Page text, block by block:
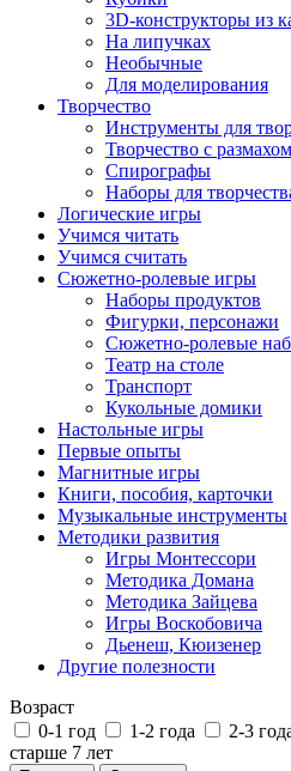
3D-конструкторы из
На липучках
Необычные
Для моделирования
Творчество
Инструменты для
Творчество с размахом
Спирографы
Наборы для
Логические игры
Учимся читать
Учимся считать
Сюжетно-ролевые игры
Наборы продуктов
Фигурки, персонажи
Сюжетно-ролевые
Театр на столе
Транспорт
Кукольные домики
Настольные игры
Первые опыты
Магнитные игры
Книги, пособия, карточки
Музыкальные инструменты
Методики развития
Игры Монтессори
Методика Домана
Методика Зайцева
Игры Воскобовича
Дьенеш, Кюизенер
Другие полезности
Возраст
0-1 год
1-2 года 2-3
старше 7 лет